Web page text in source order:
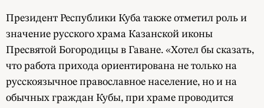
Президент Республики Куба также отметил роль и
значение русского храма Казанской иконы
Пресвятой Богородицы в Гаване. «Хотел бы сказать,
что работа прихода ориентирована не только на
русскоязычное православное население, но и на
обычных граждан Кубы, при храме проводится